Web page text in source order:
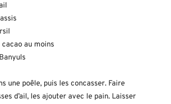
au moins
une poêle, puis les concasser. Faire
d’ail, les ajouter avec le pain. Laisser